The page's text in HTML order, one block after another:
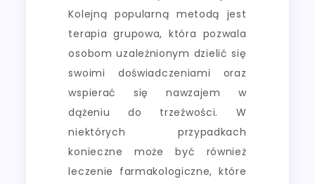
Kolejną popularną metodą jest
terapia grupowa, która pozwala
osobom uzależnionym dzielić się
swoimi doświadczeniami oraz
wspierać się nawzajem w
dążeniu do trzeźwości. W
niektórych przypadkach
konieczne może być również
leczenie farmakologiczne, które